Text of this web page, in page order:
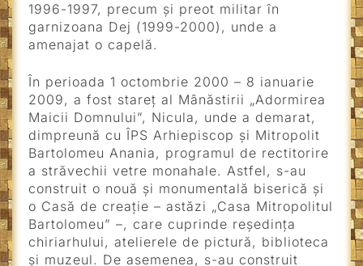
1996-1997, precum şi preot militar în
garnizoana Dej (1999-2000), unde a
amenajat o capelă.
În perioada 1 octombrie 2000 – 8 ianuarie
2009, a fost stareţ al Mânăstirii „Adormirea
Maicii Domnului”, Nicula, unde a demarat,
dimpreună cu ÎPS Arhiepiscop și Mitropolit
Bartolomeu Anania, programul de rectitorire
a străvechii vetre monahale. Astfel, s-au
construit o nouă și monumentală biserică și
o Casă de creație – astăzi „Casa Mitropolitul
Bartolomeu” –, care cuprinde reședința
chiriarhului, atelierele de pictură, biblioteca
și muzeul. De asemenea, s-au construit